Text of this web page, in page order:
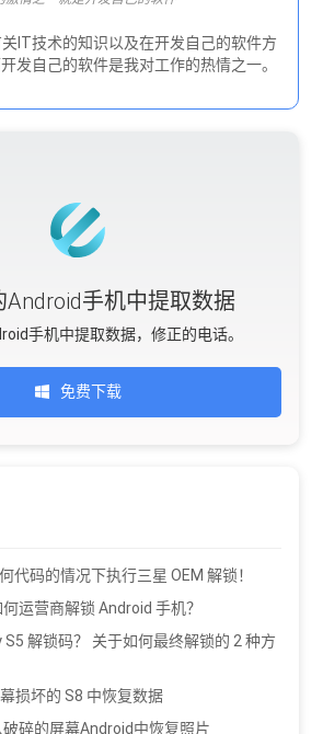
IT技术的知识以及在开发自己的软件方
发自己的软件是我对工作的热情之一。
Android手机中提取数据
手机中提取数据，修正的电话。
免费下载
代码的情况下执行三星 OEM 解锁！
运营商解锁 Android 手机？
S5 解锁码？ 关于如何最终解锁的 2 种方
损坏的 S8 中恢复数据
碎的屏幕Android中恢复照片